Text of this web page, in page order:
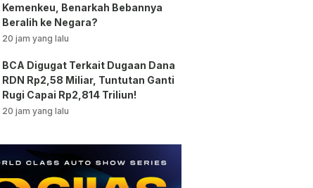
Kemenkeu, Benarkah Bebannya
Beralih ke Negara?
20 jam yang lalu
BCA Digugat Terkait Dugaan Dana
RDN Rp2,58 Miliar, Tuntutan Ganti
Rugi Capai Rp2,814 Triliun!
20 jam yang lalu